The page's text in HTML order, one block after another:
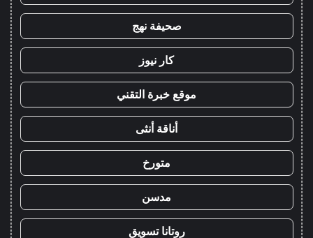
صحيفة نهج
كار نيوز
موقع خبرة التقني
أناقة أنثى
متورخ
مدسن
روتانا تسويق